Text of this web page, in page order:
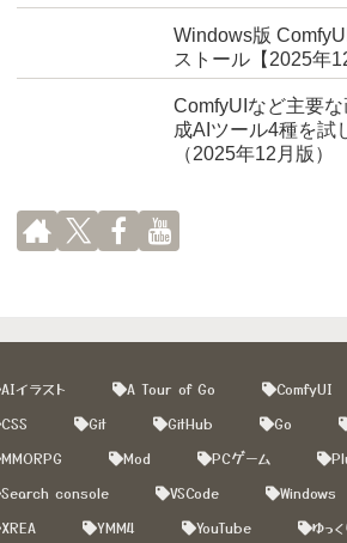
Windows版
ストール【2025年
ComfyUIなど主要な
成AIツール4種を試
（2025年12月版）
AIイラスト A Tour of Go
ComfyUI
CSS
Git GitHub Go
MMORPG
Mod PCゲーム
Search console
VSCode
Windows
XREA
YMM4 YouTube ゆっ